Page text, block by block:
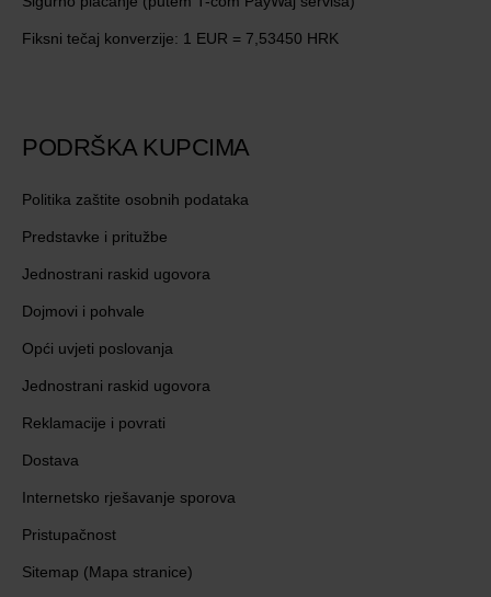
Fiksni tečaj konverzije: 1 EUR = 7,53450 HRK
PODRŠKA KUPCIMA
Politika zaštite osobnih podataka
Predstavke i pritužbe
Jednostrani raskid ugovora
Dojmovi i pohvale
Opći uvjeti poslovanja
Jednostrani raskid ugovora
Reklamacije i povrati
Dostava
Internetsko rješavanje sporova
Pristupačnost
Sitemap (Mapa stranice)